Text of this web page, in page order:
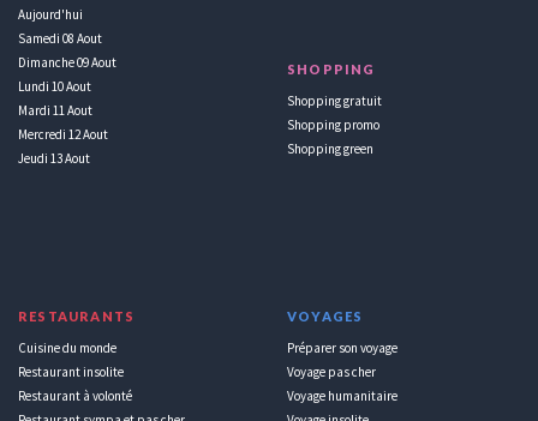
Aujourd'hui
Samedi 08 Aout
Dimanche 09 Aout
Lundi 10 Aout
Mardi 11 Aout
Mercredi 12 Aout
Jeudi 13 Aout
SHOPPING
Shopping gratuit
Shopping promo
Shopping green
RESTAURANTS
Cuisine du monde
Restaurant insolite
Restaurant à volonté
VOYAGES
Préparer son voyage
Voyage pas cher
Voyage humanitaire